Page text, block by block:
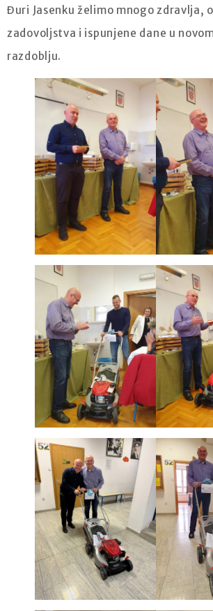
Đuri Jasenku želimo mnogo zdravlja,
zadovoljstva i ispunjene dane u
razdoblju.